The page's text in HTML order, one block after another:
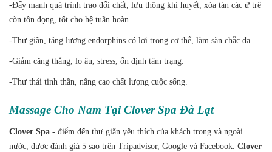
-Đẩy mạnh quá trình trao đổi chất, lưu thông khí huyết, xóa tán các ứ trệ
còn tồn đọng, tốt cho hệ tuần hoàn.
-Thư giãn, tăng lượng endorphins có lợi trong cơ thể, làm săn chắc da.
-Giảm căng thẳng, lo âu, stress, ổn định tâm trạng.
-Thư thái tinh thần, nâng cao chất lượng cuộc sống.
Massage Cho Nam Tại Clover Spa Đà Lạt
Clover Spa - điểm đến thư giãn yêu thích của khách trong và ngoài
nước, được đánh giá 5 sao trên Tripadvisor, Google và Facebook. Clover